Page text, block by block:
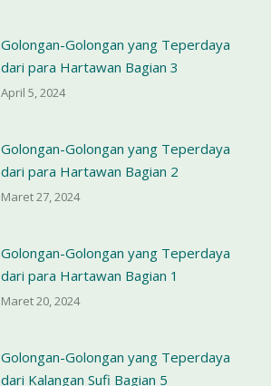
Golongan-Golongan yang Teperdaya
dari para Hartawan Bagian 3
April 5, 2024
Golongan-Golongan yang Teperdaya
dari para Hartawan Bagian 2
Maret 27, 2024
Golongan-Golongan yang Teperdaya
dari para Hartawan Bagian 1
Maret 20, 2024
Golongan-Golongan yang Teperdaya
dari Kalangan Sufi Bagian 5